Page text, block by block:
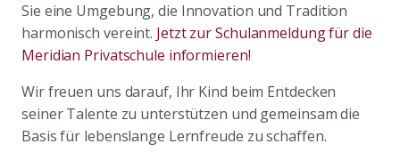
Sie eine Umgebung, die Innovation und Tradition
harmonisch vereint. Jetzt zur Schulanmeldung für die
Meridian Privatschule informieren!
Wir freuen uns darauf, Ihr Kind beim Entdecken
seiner Talente zu unterstützen und gemeinsam die
Basis für lebenslange Lernfreude zu schaffen.